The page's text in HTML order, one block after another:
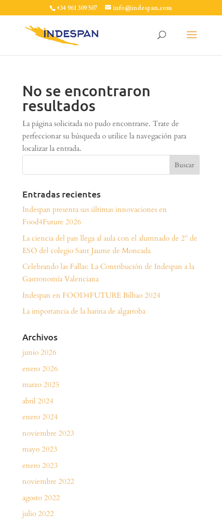
+34 961 309 507 info@indespan.com
No se encontraron
resultados
La página solicitada no pudo encontrarse. Trate de
perfeccionar su búsqueda o utilice la navegación para
localizar la entrada.
Entradas recientes
Indespan presenta sus últimas innovaciones en
Food4Future 2026
La ciencia del pan llega al aula con el alumnado de 2º de
ESO del colegio Sant Jaume de Moncada
Celebrando las Fallas: La Contribución de Indespan a la
Gastronomía Valenciana
Indespan en FOOD4FUTURE Bilbao 2024
La importancia de la harina de algarroba
Archivos
junio 2026
enero 2026
marzo 2025
abril 2024
enero 2024
noviembre 2023
mayo 2023
enero 2023
noviembre 2022
agosto 2022
julio 2022